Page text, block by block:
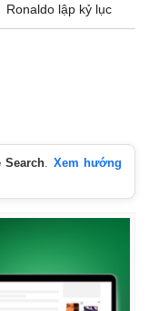
Ronaldo lập kỷ lục
Search
Xem hướng